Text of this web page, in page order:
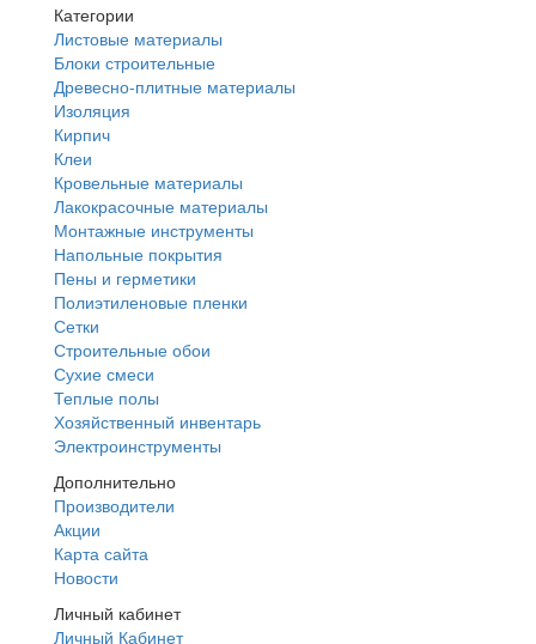
Категории
Листовые материалы
Блоки строительные
Древесно-плитные материалы
Изоляция
Кирпич
Клеи
Кровельные материалы
Лакокрасочные материалы
Монтажные инструменты
Напольные покрытия
Пены и герметики
Полиэтиленовые пленки
Сетки
Строительные обои
Сухие смеси
Теплые полы
Хозяйственный инвентарь
Электроинструменты
Дополнительно
Производители
Акции
Карта сайта
Новости
Личный кабинет
Личный Кабинет